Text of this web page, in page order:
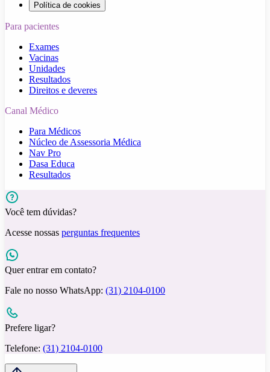
Política de cookies
Para pacientes
Exames
Vacinas
Unidades
Resultados
Direitos e deveres
Canal Médico
Para Médicos
Núcleo de Assessoria Médica
Nav Pro
Dasa Educa
Resultados
Você tem dúvidas?
Acesse nossas perguntas frequentes
Quer entrar em contato?
Fale no nosso WhatsApp: (31) 2104-0100
Prefere ligar?
Telefone: (31) 2104-0100